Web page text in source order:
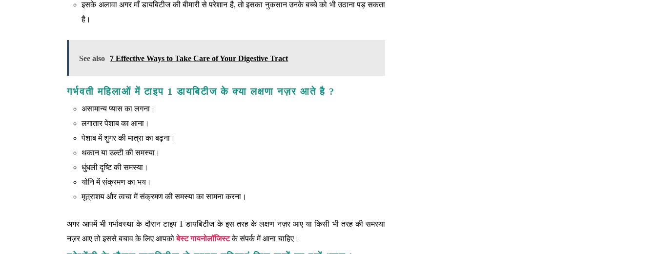
इसके अलावा अगर माँ डायबिटीज की बीमारी से परेशान है, तो इसका नुकसान उनके बच्‍चे को भी उठाना पड़ सकता
है।
See also 7 Effective Ways to Take Care of Your Digestive Tract
गर्भवती महिलाओं में टाइप 1 डायबिटीज के क्या लक्षणा नज़र आते है ?
असामान्य प्यास का लगना।
लगातार पेशाब का आना।
पेशाब में शुगर की मात्रा का बढ़ना।
थकान या उल्टी की समस्या।
धुंधली दृष्टि की समस्या।
योनि में संक्रमण का भय।
मूत्राशय और त्वचा में संक्रमण की समस्या का सामना करना।
अगर आपमें भी गर्भावस्था के दौरान टाइप 1 डायबिटीज के इस तरह के लक्षण नज़र आए या किसी भी तरह की समस्या
नज़र आए तो इससे बचाव के लिए आपकोबेस्ट गायनोलॉजिस्टके संपर्क में आना चाहिए।